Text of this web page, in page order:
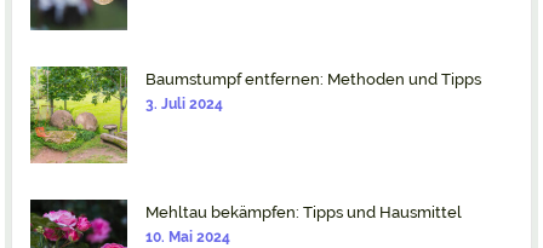
Baumstumpf entfernen: Methoden und Tipps
3. Juli 2024
Mehltau bekämpfen: Tipps und Hausmittel
10. Mai 2024